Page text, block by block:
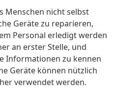
Menschen nicht selbst
Geräte zu reparieren,
Personal erledigt werden
an erster Stelle, und
Informationen zu kennen
Geräte können nützlich
verwendet werden.